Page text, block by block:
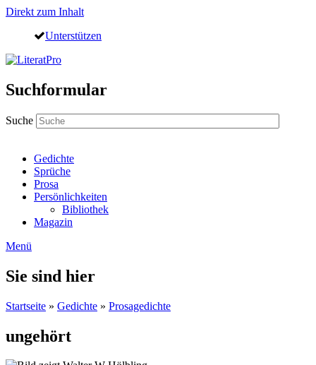
Direkt zum Inhalt
Unterstützen
Suchformular
Suche
Gedichte
Sprüche
Prosa
Persönlichkeiten
Bibliothek
Magazin
Menü
Sie sind hier
Startseite » Gedichte » Prosagedichte
ungehört